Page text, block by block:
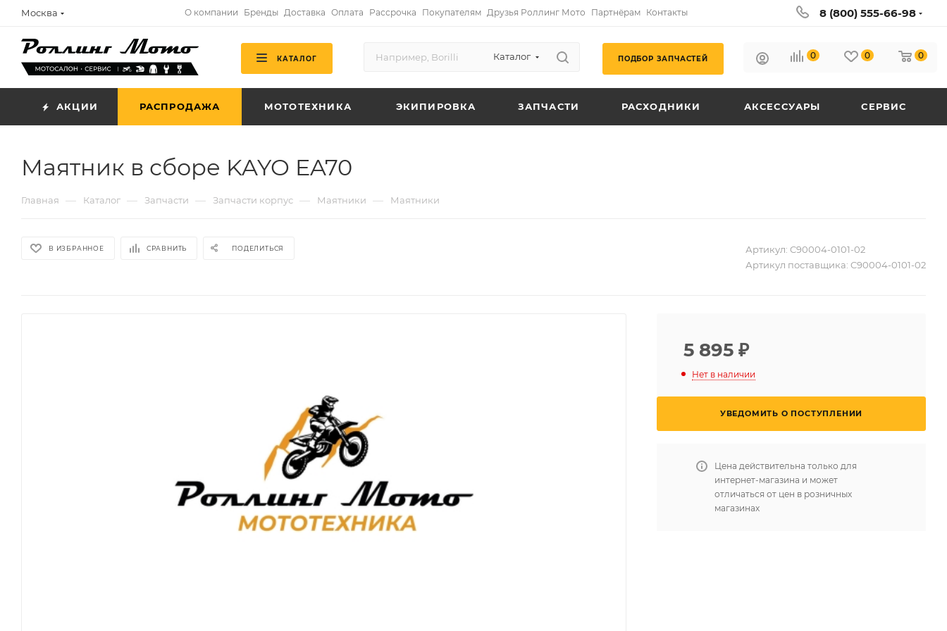
Москва О компании Бренды Доставка Оплата Рассрочка Покупателям Друзья Роллинг Мото Партнёрам Контакты 8 (800) 555-66-98
КАТАЛОГ Каталог ПОДБОР ЗАПЧАСТЕЙ 0 0 0
АКЦИИ РАСПРОДАЖА МОТОТЕХНИКА ЭКИПИРОВКА ЗАПЧАСТИ РАСХОДНИКИ АКСЕССУАРЫ СЕРВИС
Маятник в сборе KAYO EA70
Главная — Каталог — Запчасти — Запчасти корпус — Маятники — Маятники
В ИЗБРАННОЕ СРАВНИТЬ ПОДЕЛИТЬСЯ Артикул: C90004-0101-02
Артикул поставщика: C90004-0101-02
5 895 ₽
Нет в наличии
УВЕДОМИТЬ О ПОСТУПЛЕНИИ
Цена действительна только для
интернет-магазина и может
отличаться от цен в розничных
магазинах